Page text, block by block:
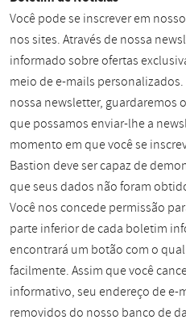
Você pode se inscrever em
nos sites. Através de nossa
informado sobre ofertas
meio de e-mails
nossa newsletter, guardaremos
que possamos enviar-lhe a
momento em que você se
Bastion deve ser capaz de
que seus dados não foram
Você nos concede permissão
parte inferior de cada boletim
encontrará um botão com o
facilmente. Assim que você
informativo, seu endereço de e-
removidos do nosso banco de